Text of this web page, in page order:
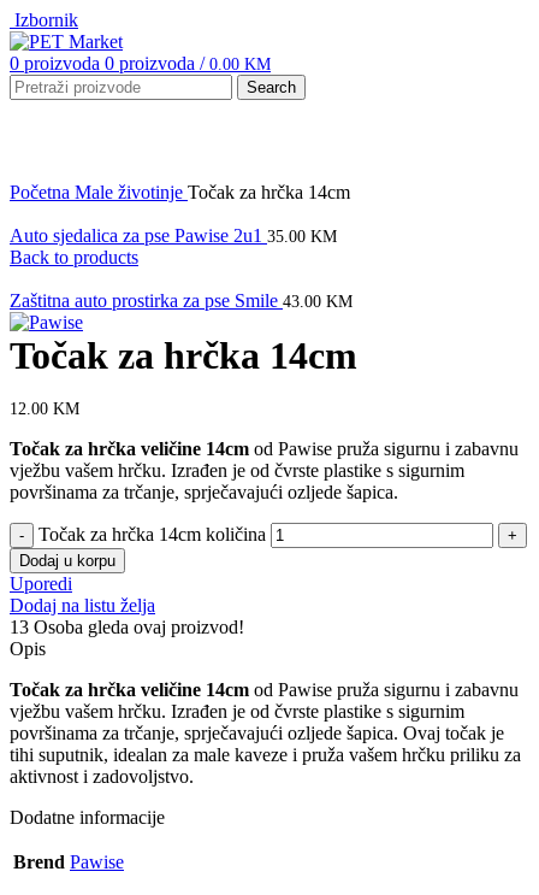
Izbornik
0 proizvoda 0 proizvoda / 0.00 KM
Search
Početna Male životinje Točak za hrčka 14cm
Auto sjedalica za pse Pawise 2u1 35.00 KM
Back to products
Zaštitna auto prostirka za pse Smile 43.00 KM
Točak za hrčka 14cm
12.00 KM
Točak za hrčka veličine 14cm od Pawise pruža sigurnu i zabavnu
vježbu vašem hrčku. Izrađen je od čvrste plastike s sigurnim
površinama za trčanje, sprječavajući ozljede šapica.
Točak za hrčka 14cm količina
Dodaj u korpu
Uporedi
Dodaj na listu želja
13 Osoba gleda ovaj proizvod!
Opis
Točak za hrčka veličine 14cm od Pawise pruža sigurnu i zabavnu
vježbu vašem hrčku. Izrađen je od čvrste plastike s sigurnim
površinama za trčanje, sprječavajući ozljede šapica. Ovaj točak je
tihi suputnik, idealan za male kaveze i pruža vašem hrčku priliku za
aktivnost i zadovoljstvo.
Dodatne informacije
Brend Pawise